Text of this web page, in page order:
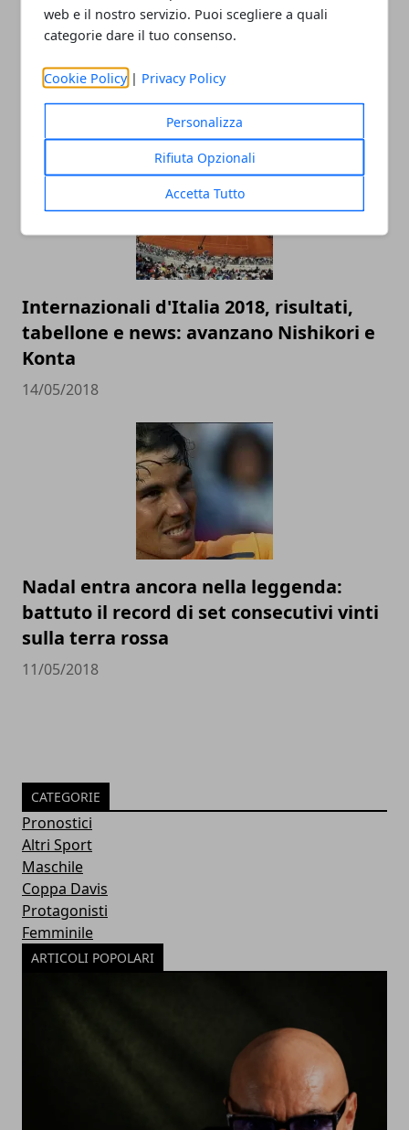
web e il nostro servizio. Puoi scegliere a quali
categorie dare il tuo consenso.
Cookie Policy | Privacy Policy
Personalizza
Rifiuta Opzionali
Accetta Tutto
sul gioco del principiante
10/12/2018
Internazionali d'Italia 2018, risultati,
tabellone e news: avanzano Nishikori e
Konta
14/05/2018
Nadal entra ancora nella leggenda:
battuto il record di set consecutivi vinti
sulla terra rossa
11/05/2018
CATEGORIE
Pronostici
Altri Sport
Maschile
Coppa Davis
Protagonisti
Femminile
ARTICOLI POPOLARI